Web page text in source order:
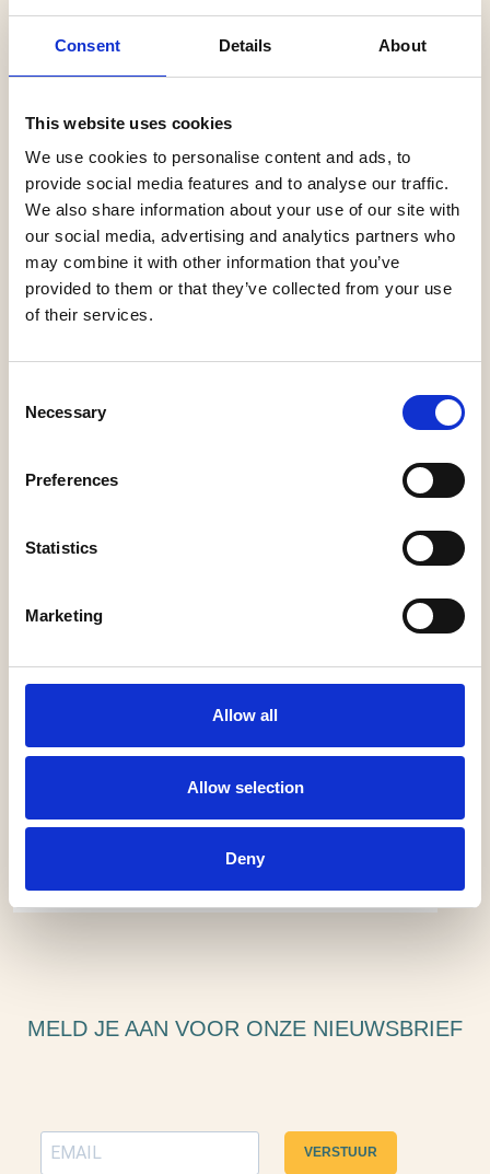
Consent Details About
This website uses cookies
We use cookies to personalise content and ads, to
provide social media features and to analyse our traffic.
We also share information about your use of our site with
our social media, advertising and analytics partners who
may combine it with other information that you’ve
provided to them or that they’ve collected from your use
of their services.
Selection
Necessary
Preferences
Statistics
Marketing
Allow all
Allow selection
Deny
MELD JE AAN VOOR ONZE NIEUWSBRIEF
VERSTUUR